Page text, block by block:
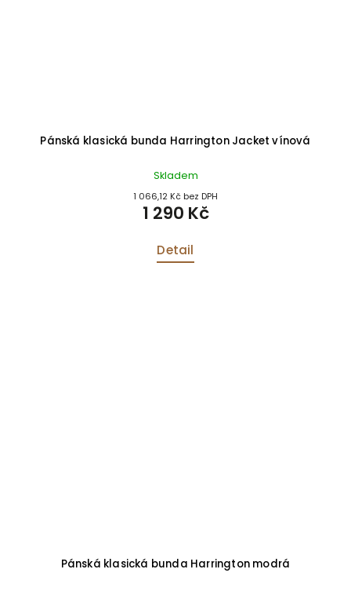
Pánská klasická bunda Harrington Jacket vínová
Skladem
1 066,12 Kč bez DPH
1 290 Kč
Detail
Pánská klasická bunda Harrington modrá